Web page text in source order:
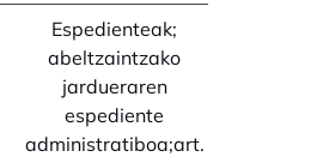
Espedienteak;
abeltzaintzako
jardueraren
espediente
administratiboa;art.